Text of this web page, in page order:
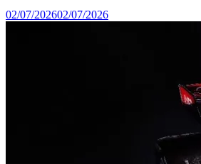
02/07/202602/07/2026